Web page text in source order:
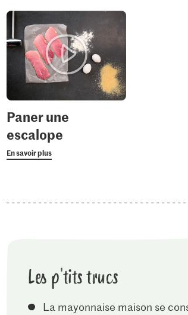
29 23
Paner une
escalope
En savoir plus
Les p'tits trucs
La mayonnaise maison se